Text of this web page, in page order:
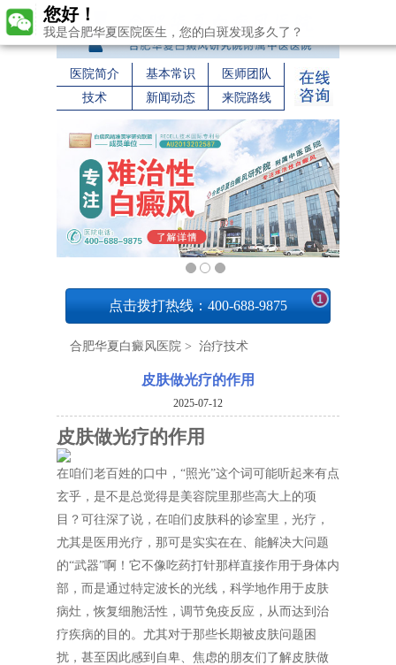
医院简介 基本常识
医师团队
技术
新闻动态 来院路线
点击拨打热线：400-688-9875 1
合肥华夏白癜风医院 > 治疗技术
皮肤做光疗的作用
2025-07-12
皮肤做光疗的作用
在咱们老百姓的口中，“照光”这个词可能听起来有点
玄乎，是不是总觉得是美容院里那些高大上的项
目？可往深了说，在咱们皮肤科的诊室里，光疗，
尤其是医用光疗，那可是实实在在、能解决大问题
的“武器”啊！它不像吃药打针那样直接作用于身体内
部，而是通过特定波长的光线，科学地作用于皮肤
病灶，恢复细胞活性，调节免疫反应，从而达到治
疗疾病的目的。尤其对于那些长期被皮肤问题困
扰，甚至因此感到自卑、焦虑的朋友们了解皮肤做
您好！
我是合肥华夏医院医生，您的白斑发现多久了？